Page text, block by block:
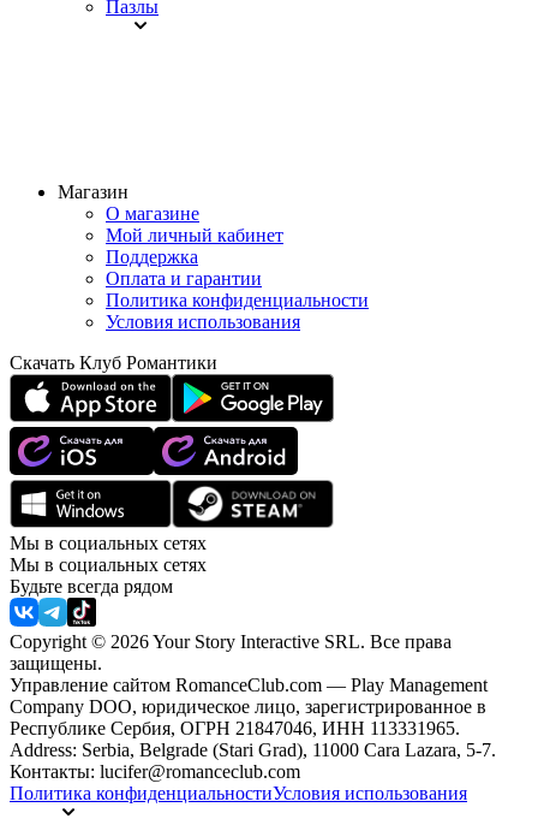
Пазлы
Магазин
О магазине
Мой личный кабинет
Поддержка
Оплата и гарантии
Политика конфиденциальности
Условия использования
Скачать Клуб Романтики
Мы в социальных сетях
Мы в социальных сетях
Будьте всегда рядом
Copyright © 2026 Your Story Interactive SRL. Все права
защищены.
Управление сайтом RomanceClub.com — Play Management
Company DOO, юридическое лицо, зарегистрированное в
Республике Сербия, ОГРН 21847046, ИНН 113331965.
Address: Serbia, Belgrade (Stari Grad), 11000 Cara Lazara, 5-7.
Контакты: lucifer@romanceclub.com
Политика конфиденциальностиУсловия использования